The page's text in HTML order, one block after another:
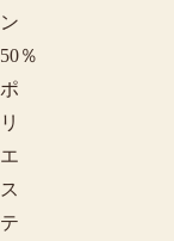
ン
50％
ポ
リ
エ
ス
テ